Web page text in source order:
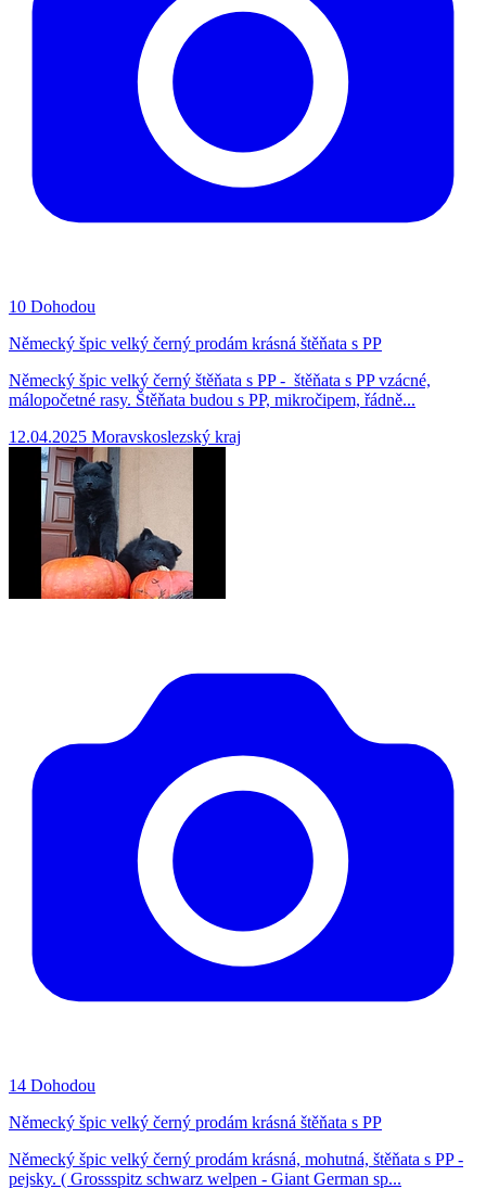
10 Dohodou
Německý špic velký černý prodám krásná štěňata s PP
Německý špic velký černý štěňata s PP - štěňata s PP vzácné,
málopočetné rasy. Štěňata budou s PP, mikročipem, řádně...
12.04.2025 Moravskoslezský kraj
14 Dohodou
Německý špic velký černý prodám krásná štěňata s PP
Německý špic velký černý prodám krásná, mohutná, štěňata s PP -
pejsky. ( Grossspitz schwarz welpen - Giant German sp...